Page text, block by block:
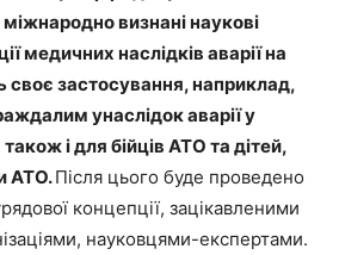
визнані наукові
медичних наслідків аварії на
застосування, наприклад,
унаслідок аварії у
і для бійців АТО та дітей,
АТО.Після цього буде проведено
концепції, зацікавленими
науковцями-експертами.